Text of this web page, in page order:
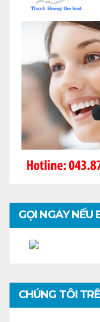
GỌI NGAY NẾU
CHÚNG TÔI